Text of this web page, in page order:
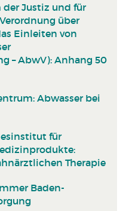
Justiz und für
über
Einleiten von
– AbwV): Anhang 50
Abwasser bei
für
Therapie
Baden-